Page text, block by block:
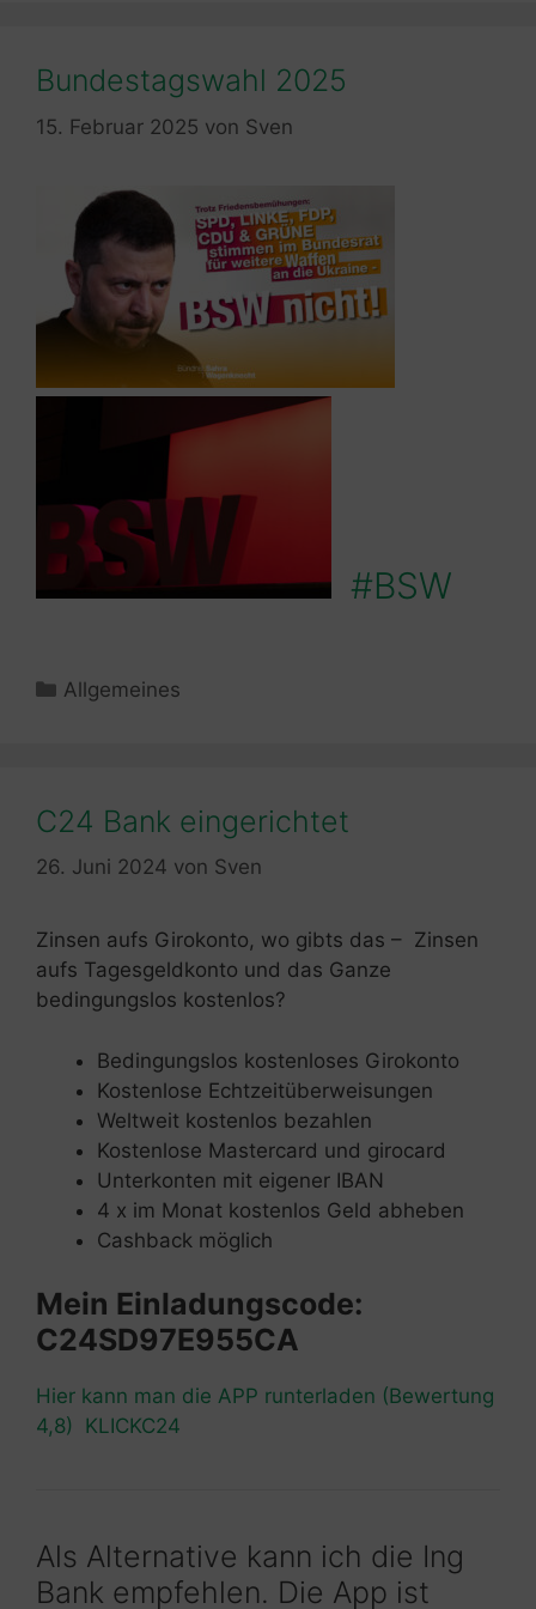
Bundestagswahl 2025
15. Februar 2025 von Sven
#BSW
Kategorien
Allgemeines
C24 Bank eingerichtet
26. Juni 2024 von Sven
Zinsen aufs Girokonto, wo gibts das – Zinsen
aufs Tagesgeldkonto und das Ganze
bedingungslos kostenlos?
Bedingungslos kostenloses Girokonto
Kostenlose Echtzeitüberweisungen
Weltweit kostenlos bezahlen
Kostenlose Mastercard und girocard
Unterkonten mit eigener IBAN
4 x im Monat kostenlos Geld abheben
Cashback möglich
Mein Einladungscode:
C24SD97E955CA
Hier kann man die APP runterladen (Bewertung
4,8) KLICKC24
Als Alternative kann ich die Ing
Bank empfehlen. Die App ist